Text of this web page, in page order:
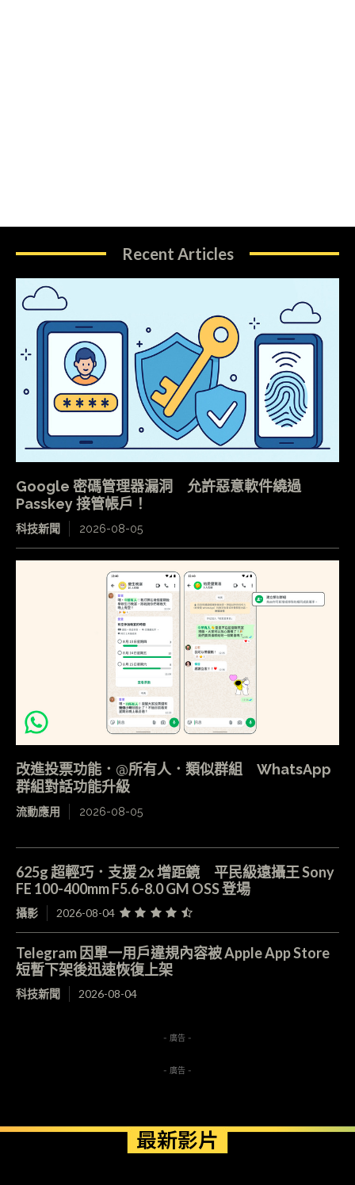
Recent Articles
Google 密碼管理器漏洞 允許惡意軟件繞過
Passkey 接管帳戶！
科技新聞 2026-08-05
改進投票功能．@所有人．類似群組 WhatsApp
群組對話功能升級
流動應用 2026-08-05
625g 超輕巧．支援 2x 增距鏡 平民級遠攝王 Sony
FE 100-400mm F5.6-8.0 GM OSS 登場
攝影 2026-08-04
Telegram 因單一用戶違規內容被 Apple App Store
短暫下架後迅速恢復上架
科技新聞 2026-08-04
- 廣告 -
- 廣告 -
最新影片